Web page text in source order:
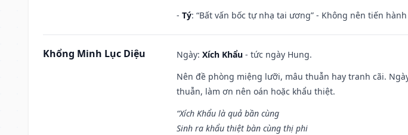
- Tý: “Bất vấn bốc tự nhạ tai ương” - Không nên tiến
Khổng Minh Lục Diệu Ngày: Xích Khẩu - tức ngày Hung.
Nên đề phòng miệng lưỡi, mâu thuẫn hay tranh cãi.
thuẫn, làm ơn nên oán hoặc khẩu thiệt.
“Xích Khẩu là quả bần cùng
Sinh ra khẩu thiệt bàn cùng thị phi